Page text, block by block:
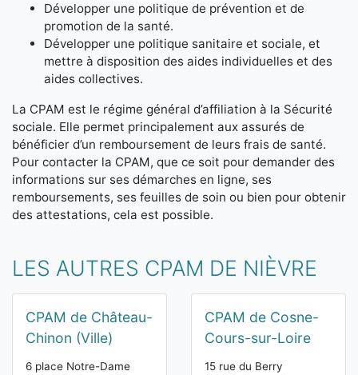
Développer une politique de prévention et de
promotion de la santé.
Développer une politique sanitaire et sociale, et
mettre à disposition des aides individuelles et des
aides collectives.
La CPAM est le régime général d’affiliation à la Sécurité
sociale. Elle permet principalement aux assurés de
bénéficier d’un remboursement de leurs frais de santé.
Pour contacter la CPAM, que ce soit pour demander des
informations sur ses démarches en ligne, ses
remboursements, ses feuilles de soin ou bien pour obtenir
des attestations, cela est possible.
LES AUTRES CPAM DE NIÈVRE
CPAM de Château-
Chinon (Ville)
6 place Notre-Dame
CPAM de Cosne-
Cours-sur-Loire
15 rue du Berry